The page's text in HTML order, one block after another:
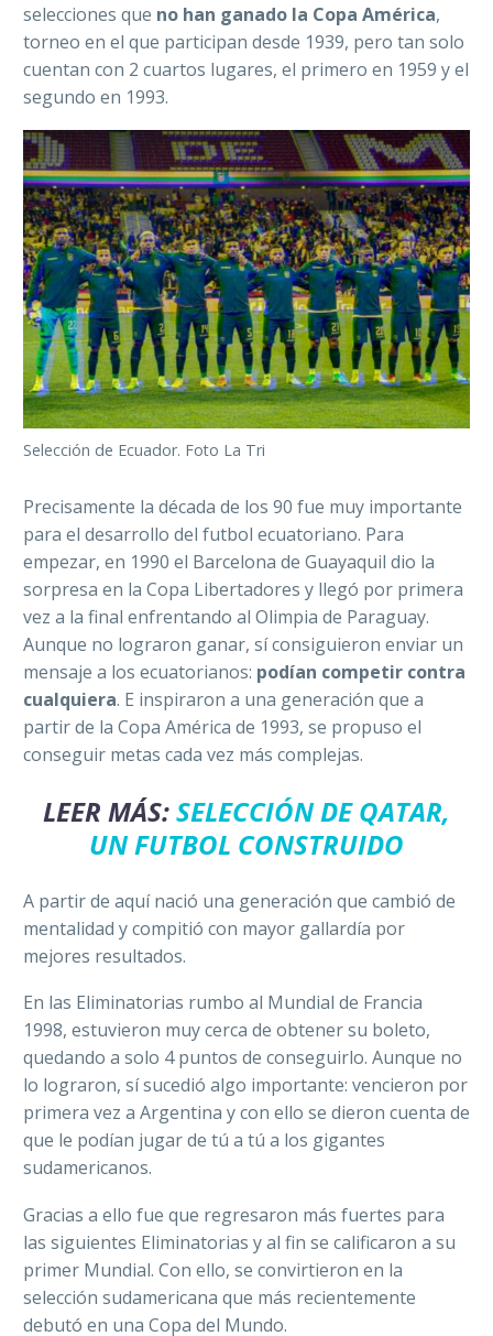
selecciones que no han ganado la Copa América,
torneo en el que participan desde 1939, pero tan solo
cuentan con 2 cuartos lugares, el primero en 1959 y el
segundo en 1993.
Selección de Ecuador. Foto La Tri
Precisamente la década de los 90 fue muy importante
para el desarrollo del futbol ecuatoriano. Para
empezar, en 1990 el Barcelona de Guayaquil dio la
sorpresa en la Copa Libertadores y llegó por primera
vez a la final enfrentando al Olimpia de Paraguay.
Aunque no lograron ganar, sí consiguieron enviar un
mensaje a los ecuatorianos: podían competir contra
cualquiera. E inspiraron a una generación que a
partir de la Copa América de 1993, se propuso el
conseguir metas cada vez más complejas.
LEER MÁS:SELECCIÓN DE QATAR,
UN FUTBOL CONSTRUIDO
A partir de aquí nació una generación que cambió de
mentalidad y compitió con mayor gallardía por
mejores resultados.
En las Eliminatorias rumbo al Mundial de Francia
1998, estuvieron muy cerca de obtener su boleto,
quedando a solo 4 puntos de conseguirlo. Aunque no
lo lograron, sí sucedió algo importante: vencieron por
primera vez a Argentina y con ello se dieron cuenta de
que le podían jugar de tú a tú a los gigantes
sudamericanos.
Gracias a ello fue que regresaron más fuertes para
las siguientes Eliminatorias y al fin se calificaron a su
primer Mundial. Con ello, se convirtieron en la
selección sudamericana que más recientemente
debutó en una Copa del Mundo.